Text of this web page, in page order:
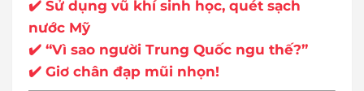
✔️ Sử dụng vũ khí sinh học, quét sạch
nước Mỹ
✔️ “Vì sao người Trung Quốc ngu thế?”
✔️ Giơ chân đạp mũi nhọn!